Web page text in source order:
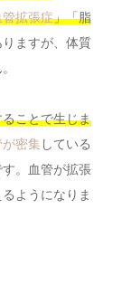
拡張症」「脂
ますが、体質
ることで生じま
密集 している
。血管が拡張
ようになりま